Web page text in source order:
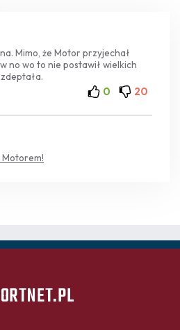
Mimo, że Motor przyjechał
no wo to nie postawił wielkich
0 20